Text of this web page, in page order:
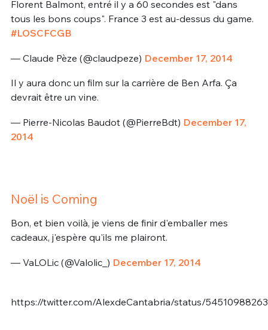
Florent Balmont, entré il y a 60 secondes est "dans
tous les bons coups". France 3 est au-dessus du game.
#LOSCFCGB
— Claude Pèze (@claudpeze) December 17, 2014
Il y aura donc un film sur la carrière de Ben Arfa. Ça
devrait être un vine.
— Pierre-Nicolas Baudot (@PierreBdt) December 17,
2014
Noël is Coming
Bon, et bien voilà, je viens de finir d'emballer mes
cadeaux, j'espère qu'ils me plairont.
— VaLOLic (@Valolic_) December 17, 2014
https://twitter.com/AlexdeCantabria/status/